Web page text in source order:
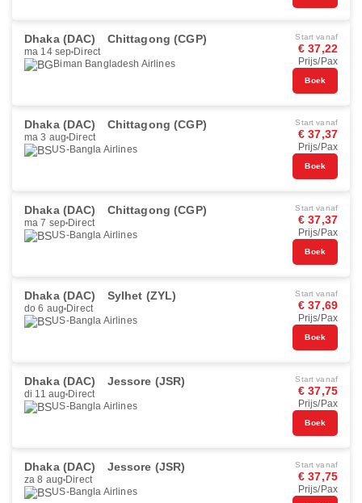
Dhaka (DAC) Chittagong (CGP)
ma 14 sep Direct
Biman Bangladesh Airlines
Start vanaf
€ 37,22
Prijs/Pax
Boek
Dhaka (DAC) Chittagong (CGP)
ma 3 aug Direct
US-Bangla Airlines
Start vanaf
€ 37,37
Prijs/Pax
Boek
Dhaka (DAC) Chittagong (CGP)
ma 7 sep Direct
US-Bangla Airlines
Start vanaf
€ 37,37
Prijs/Pax
Boek
Dhaka (DAC) Sylhet (ZYL)
do 6 aug Direct
US-Bangla Airlines
Start vanaf
€ 37,69
Prijs/Pax
Boek
Dhaka (DAC) Jessore (JSR)
di 11 aug Direct
US-Bangla Airlines
Start vanaf
€ 37,75
Prijs/Pax
Boek
Dhaka (DAC) Jessore (JSR)
za 8 aug Direct
US-Bangla Airlines
Start vanaf
€ 37,75
Prijs/Pax